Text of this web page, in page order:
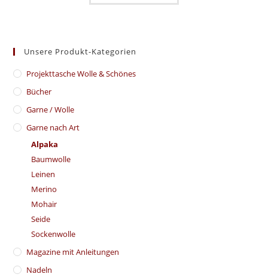
Unsere Produkt-Kategorien
​Projekttasche Wolle & Schönes
Bücher
Garne / Wolle
Garne nach Art
Alpaka
Baumwolle
Leinen
Merino
Mohair
Seide
Sockenwolle
Magazine mit Anleitungen
Nadeln